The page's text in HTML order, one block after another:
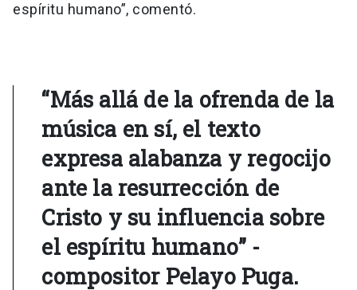
espíritu humano”, comentó.
“Más allá de la ofrenda de la
música en sí, el texto
expresa alabanza y regocijo
ante la resurrección de
Cristo y su influencia sobre
el espíritu humano” -
compositor Pelayo Puga.